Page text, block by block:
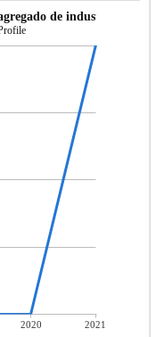
de industria y
2020
2021